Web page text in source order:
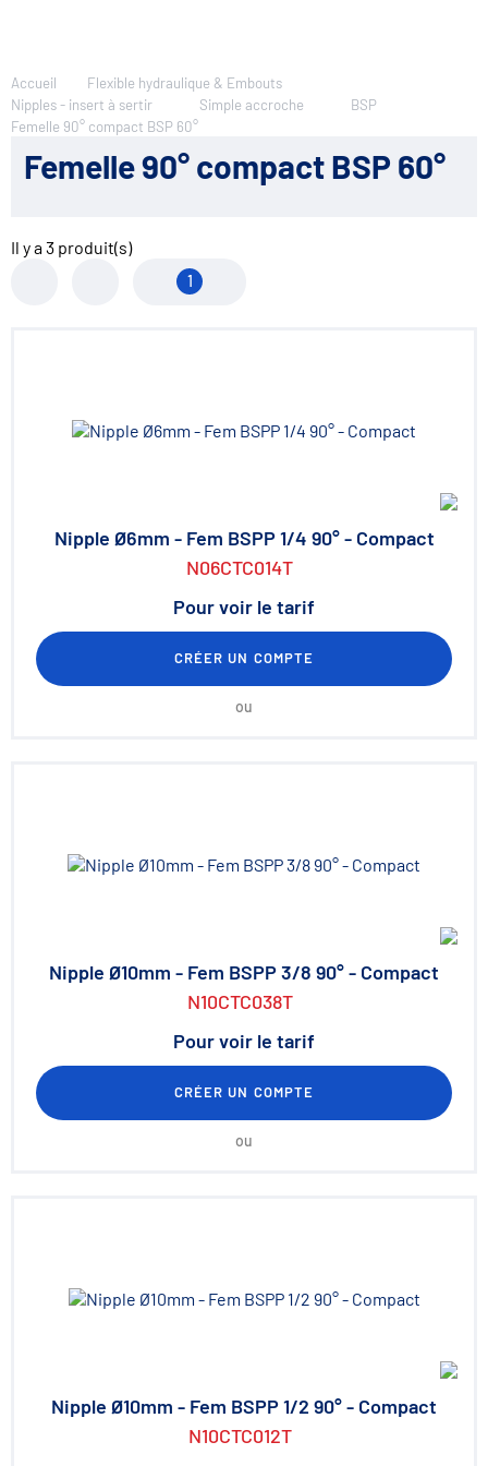
Accueil
Flexible hydraulique & Embouts
Nipples - insert à sertir
Simple accroche
BSP
Femelle 90° compact BSP 60°
Femelle 90° compact BSP 60°
Il y a3 produit(s)
1
Nipple Ø6mm - Fem BSPP 1/4 90° - Compact
N06CTC014T
Pour voir le tarif
CRÉER UN COMPTE
ou
Nipple Ø10mm - Fem BSPP 3/8 90° - Compact
N10CTC038T
Pour voir le tarif
CRÉER UN COMPTE
ou
Nipple Ø10mm - Fem BSPP 1/2 90° - Compact
N10CTC012T